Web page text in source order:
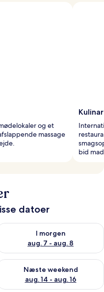
og et
massage
bid
datoer
6 - aug. 7
I morgen
aug. 7 - aug. 8
tilgængelighed for i
aug. 7 - aug. 9
Næste weekend
aug. 14 - aug. 16
tilgængelighed for næste